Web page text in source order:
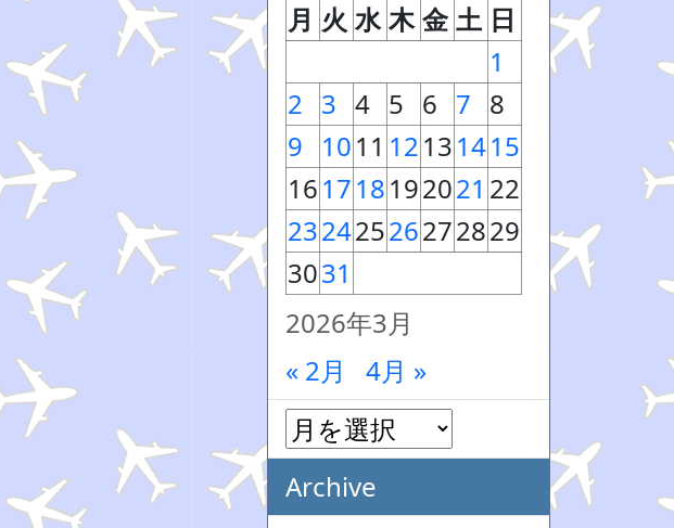
2026年3月
月 火 水 木 金 土 日
1
2 3 4 5 6 7 8
9
1011 12131415
161718192021 22
23242526272829
3031
« 2月 4月 »
Archive